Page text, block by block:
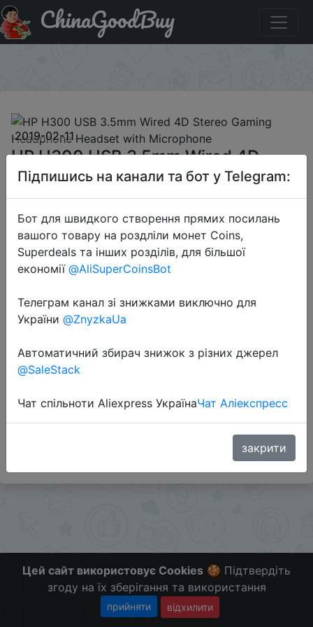
Купити по знижці `915111` HP H300 USB 3.5mm Wired
4D Stereo Gaming Headphone Headset with Microphone
ChinaGoodBuy
2019-02-11
HP H300 USB 3.5mm Wired 4D
Stereo Gaming Headphone Headset
with Microphone
$18.5
Промокод:"`915111`"
t.me/ChinaGoodBuy
Цей сайт використовує Cookies 🍪 Підтвердіть
згоду на їх зберігання та використання
прийняти відхилити
Підпишись на канали та бот у Telegram:
Бот для швидкого створення прямих посилань
вашого товару на роздліли монет Coins,
Superdeals та інших розділів, для більшої
економії @AliSuperCoinsBot
Телеграм канал зі знижками виключно для
України @ZnyzkaUa
Автоматичний збирач знижок з різних джерел
@SaleStack
Чат спільноти Aliexpress УкраїнаЧат Аліекспресс
закрити